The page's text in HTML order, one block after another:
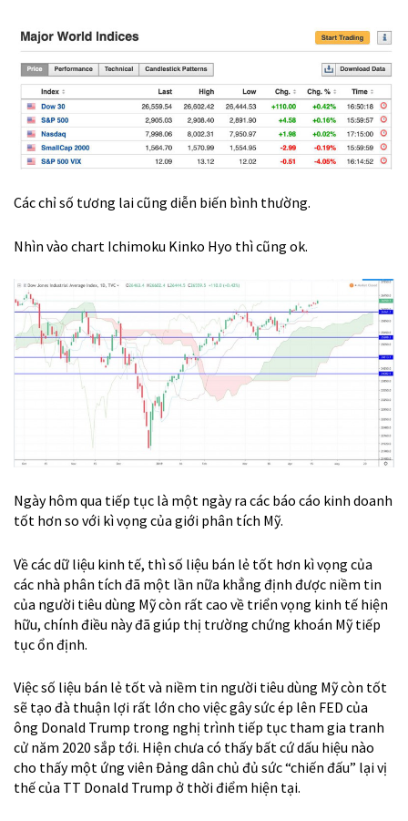
Các chỉ số tương lai cũng diễn biến bình thường.
Nhìn vào chart Ichimoku Kinko Hyo thì cũng ok.
Ngày hôm qua tiếp tục là một ngày ra các báo cáo kinh doanh
tốt hơn so với kì vọng của giới phân tích Mỹ.
Về các dữ liệu kinh tế, thì số liệu bán lẻ tốt hơn kì vọng của
các nhà phân tích đã một lần nữa khẳng định được niềm tin
của người tiêu dùng Mỹ còn rất cao về triển vọng kinh tế hiện
hữu, chính điều này đã giúp thị trường chứng khoán Mỹ tiếp
tục ổn định.
Việc số liệu bán lẻ tốt và niềm tin người tiêu dùng Mỹ còn tốt
sẽ tạo đà thuận lợi rất lớn cho việc gây sức ép lên FED của
ông Donald Trump trong nghị trình tiếp tục tham gia tranh
cử năm 2020 sắp tới. Hiện chưa có thấy bất cứ dấu hiệu nào
cho thấy một ứng viên Đảng dân chủ đủ sức “chiến đấu” lại vị
thế của TT Donald Trump ở thời điểm hiện tại.